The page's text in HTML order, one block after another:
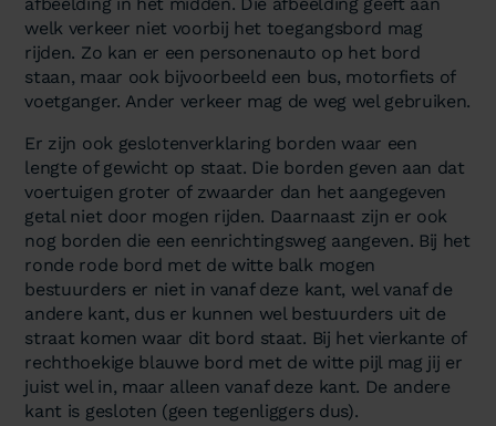
afbeelding in het midden. Die afbeelding geeft aan
welk verkeer niet voorbij het toegangsbord mag
rijden. Zo kan er een personenauto op het bord
staan, maar ook bijvoorbeeld een bus, motorfiets of
voetganger. Ander verkeer mag de weg wel gebruiken.
Er zijn ook geslotenverklaring borden waar een
lengte of gewicht op staat. Die borden geven aan dat
voertuigen groter of zwaarder dan het aangegeven
getal niet door mogen rijden. Daarnaast zijn er ook
nog borden die een eenrichtingsweg aangeven. Bij het
ronde rode bord met de witte balk mogen
bestuurders er niet in vanaf deze kant, wel vanaf de
andere kant, dus er kunnen wel bestuurders uit de
straat komen waar dit bord staat. Bij het vierkante of
rechthoekige blauwe bord met de witte pijl mag jij er
juist wel in, maar alleen vanaf deze kant. De andere
kant is gesloten (geen tegenliggers dus).